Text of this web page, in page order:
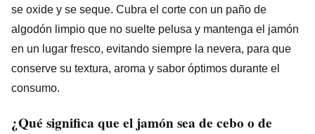
se oxide y se seque. Cubra el corte con un paño de
algodón limpio que no suelte pelusa y mantenga el jamón
en un lugar fresco, evitando siempre la nevera, para que
conserve su textura, aroma y sabor óptimos durante el
consumo.
¿Qué significa que el jamón sea de cebo o de